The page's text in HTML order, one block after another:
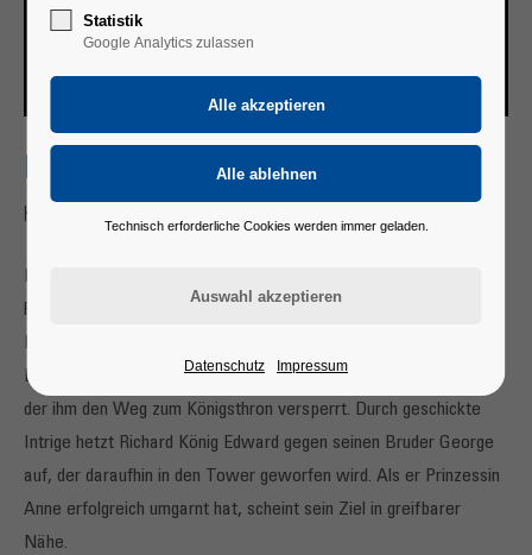
BERND LAFRENZ
König Richard III., frei nach Shakespeare
Richard, Herzog von Gloucester, ist bucklig und hinkt. Tanz und
Feste sind ihm zuwider. Krieg zieht er dem Frieden vor. Durch die
Natur um äußerliche Reize betrogen, entschließt er sich, ein
Erzschurke und Bösewicht zu werden und jeden zu beseitigen,
der ihm den Weg zum Königsthron versperrt. Durch geschickte
Intrige hetzt Richard König Edward gegen seinen Bruder George
auf, der daraufhin in den Tower geworfen wird. Als er Prinzessin
Anne erfolgreich umgarnt hat, scheint sein Ziel in greifbarer
Nähe.
Statistik
Google Analytics zulassen
Technisch erforderliche Cookies werden immer geladen.
Datenschutz Impressum